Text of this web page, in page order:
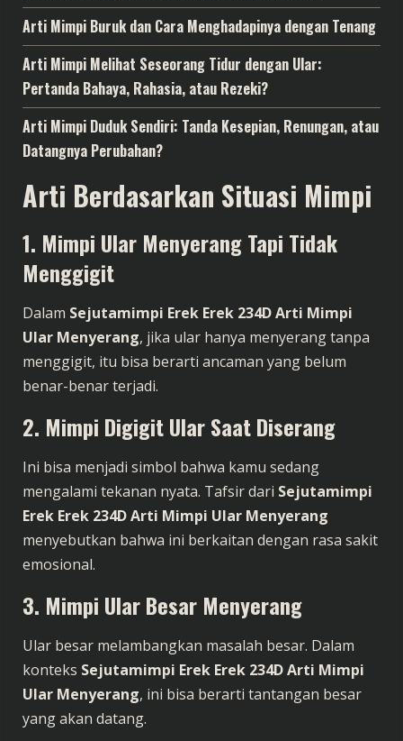
Arti Mimpi Buruk dan Cara Menghadapinya dengan Tenang
Arti Mimpi Melihat Seseorang Tidur dengan Ular:
Pertanda Bahaya, Rahasia, atau Rezeki?
Arti Mimpi Duduk Sendiri: Tanda Kesepian, Renungan, atau
Datangnya Perubahan?
Arti Berdasarkan Situasi Mimpi
1. Mimpi Ular Menyerang Tapi Tidak
Menggigit
Dalam Sejutamimpi Erek Erek 234D Arti Mimpi
Ular Menyerang, jika ular hanya menyerang tanpa
menggigit, itu bisa berarti ancaman yang belum
benar-benar terjadi.
2. Mimpi Digigit Ular Saat Diserang
Ini bisa menjadi simbol bahwa kamu sedang
mengalami tekanan nyata. Tafsir dari Sejutamimpi
Erek Erek 234D Arti Mimpi Ular Menyerang
menyebutkan bahwa ini berkaitan dengan rasa sakit
emosional.
3. Mimpi Ular Besar Menyerang
Ular besar melambangkan masalah besar. Dalam
konteks Sejutamimpi Erek Erek 234D Arti Mimpi
Ular Menyerang, ini bisa berarti tantangan besar
yang akan datang.